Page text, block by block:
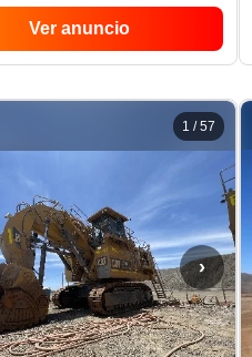
Ver anuncio
›
1 /57